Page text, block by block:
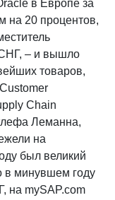
в Европе за
на 20 процентов,
– и вышло
товаров,
Chain
Леманна,
на
был великий
в минувшем году
на mySAP.com